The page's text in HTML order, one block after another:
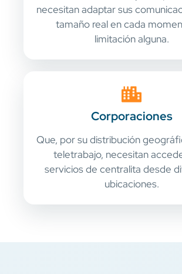
necesitan adaptar sus
tamaño real en cada
limitación alguna.
Corporaciones
Que, por su distribución
teletrabajo, necesitan
servicios de centralita desde
ubicaciones.